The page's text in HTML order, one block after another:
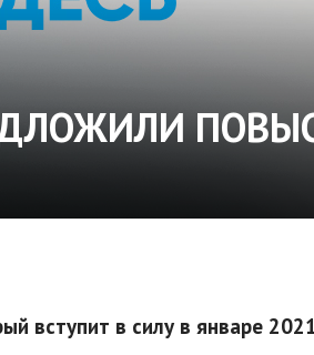
вступит в силу в январе